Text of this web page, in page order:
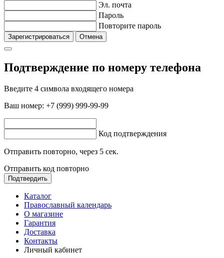
Эл. почта
Пароль
Повторите пароль
Зарегистрироваться Отмена
Подтверждение по номеру телефона
Введите 4 символа входящего номера
Ваш номер: +7 (999) 999-99-99
Код подтверждения
Отправить повторно, через 5 сек.
Отправить код повторно
Подтвердить
Каталог
Православный календарь
О магазине
Гарантия
Доставка
Контакты
Личный кабинет